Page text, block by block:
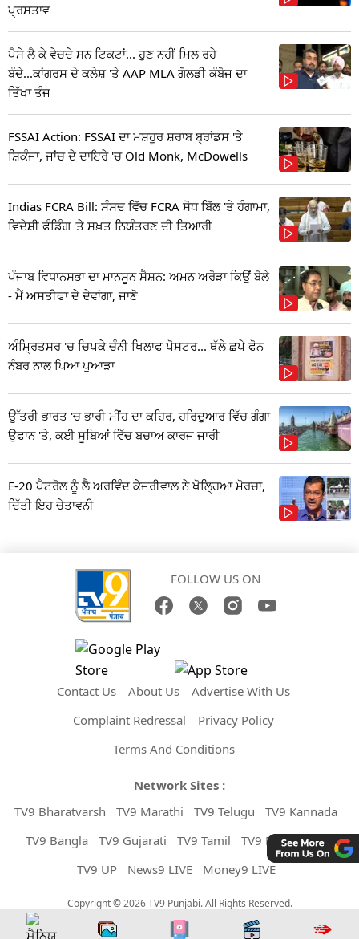
ਪ੍ਰਸਤਾਵ
ਪੈਸੇ ਲੈ ਕੇ ਵੇਚਦੇ ਸਨ ਟਿਕਟਾਂ... ਹੁਣ ਨਹੀਂ ਮਿਲ ਰਹੇ
ਬੰਦੇ...ਕਾਂਗਰਸ ਦੇ ਕਲੇਸ਼ 'ਤੇ AAP MLA ਗੋਲਡੀ ਕੰਬੋਜ ਦਾ
ਤਿੱਖਾ ਤੰਜ
FSSAI Action: FSSAI ਦਾ ਮਸ਼ਹੂਰ ਸ਼ਰਾਬ ਬ੍ਰਾਂਡਸ 'ਤੇ
ਸ਼ਿਕੰਜਾ, ਜਾਂਚ ਦੇ ਦਾਇਰੇ 'ਚ Old Monk, McDowells
Indias FCRA Bill: ਸੰਸਦ ਵਿੱਚ FCRA ਸੋਧ ਬਿੱਲ 'ਤੇ ਹੰਗਾਮਾ,
ਵਿਦੇਸ਼ੀ ਫੰਡਿੰਗ 'ਤੇ ਸਖ਼ਤ ਨਿਯੰਤਰਣ ਦੀ ਤਿਆਰੀ
ਪੰਜਾਬ ਵਿਧਾਨਸਭਾ ਦਾ ਮਾਨਸੂਨ ਸੈਸ਼ਨ: ਅਮਨ ਅਰੋੜਾ ਕਿਉਂ ਬੋਲੇ
- ਮੈਂ ਅਸਤੀਫਾ ਦੇ ਦੇਵਾਂਗਾ, ਜਾਣੋ
ਅੰਮ੍ਰਿਤਸਰ 'ਚ ਚਿਪਕੇ ਚੰਨੀ ਖਿਲਾਫ ਪੋਸਟਰ... ਥੱਲੇ ਛਪੇ ਫੋਨ
ਨੰਬਰ ਨਾਲ ਪਿਆ ਪੁਆੜਾ
ਉੱਤਰੀ ਭਾਰਤ 'ਚ ਭਾਰੀ ਮੀਂਹ ਦਾ ਕਹਿਰ, ਹਰਿਦੁਆਰ ਵਿੱਚ ਗੰਗਾ
ਉਫਾਨ 'ਤੇ, ਕਈ ਸੂਬਿਆਂ ਵਿੱਚ ਬਚਾਅ ਕਾਰਜ ਜਾਰੀ
E-20 ਪੈਟਰੋਲ ਨੂੰ ਲੈ ਅਰਵਿੰਦ ਕੇਜਰੀਵਾਲ ਨੇ ਖੋਲ੍ਹਿਆ ਮੋਰਚਾ,
ਦਿੱਤੀ ਇਹ ਚੇਤਾਵਨੀ
FOLLOW US ON
Contact Us About Us
Advertise With Us
Complaint Redressal
Privacy Policy
Terms And Conditions
Network Sites :
TV9 Bharatvarsh
TV9 Marathi TV9 Telugu
TV9 Kannada
TV9 Bangla
TV9 Gujarati TV9 Tamil
TV9 Malayalam
TV9 UP
News9 LIVE Money9 LIVE
Copyright © 2026 TV9 Punjabi. All Rights Reserved.